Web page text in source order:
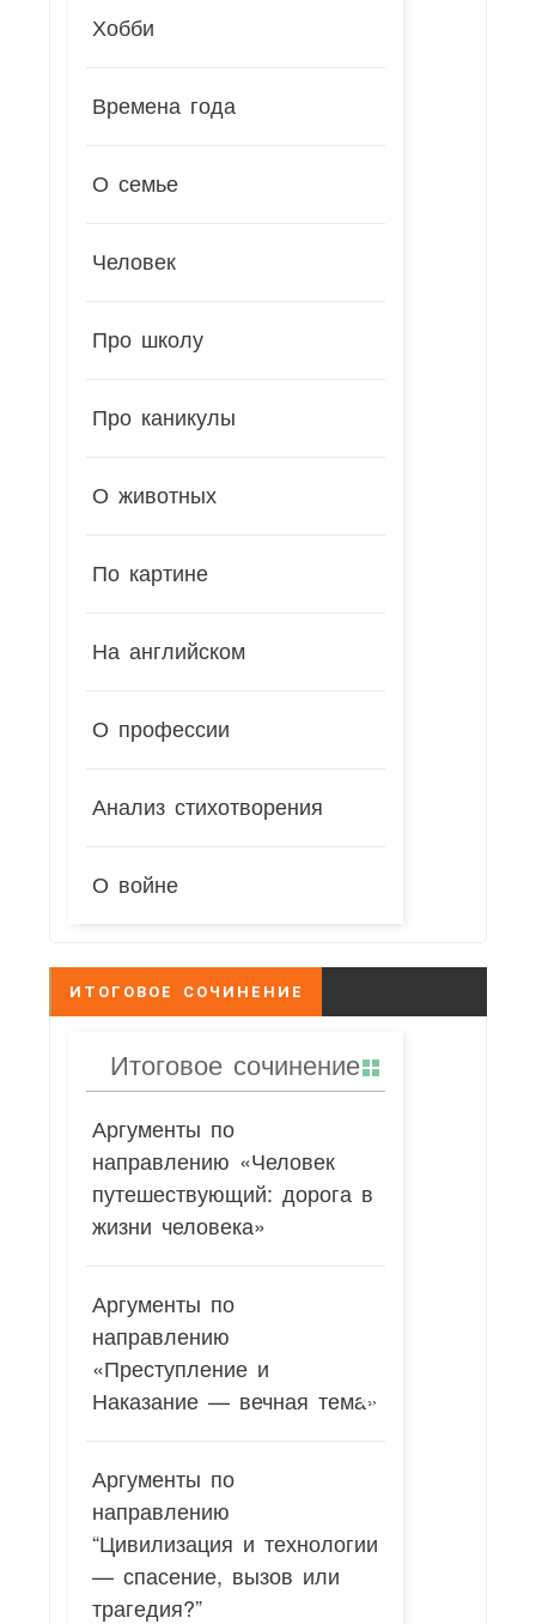
Хобби
Времена года
О семье
Человек
Про школу
Про каникулы
О животных
По картине
На английском
О профессии
Анализ стихотворения
О войне
ИТОГОВОЕ СОЧИНЕНИЕ
Итоговое сочинение
Аргументы по
направлению «Человек
путешествующий: дорога в
жизни человека»
Аргументы по
направлению
«Преступление и
Наказание — вечная тема»
Аргументы по
направлению
“Цивилизация и технологии
— спасение, вызов или
трагедия?”